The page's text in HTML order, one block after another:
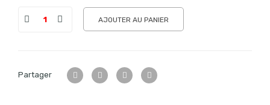
AJOUTER AU PANIER
Partager